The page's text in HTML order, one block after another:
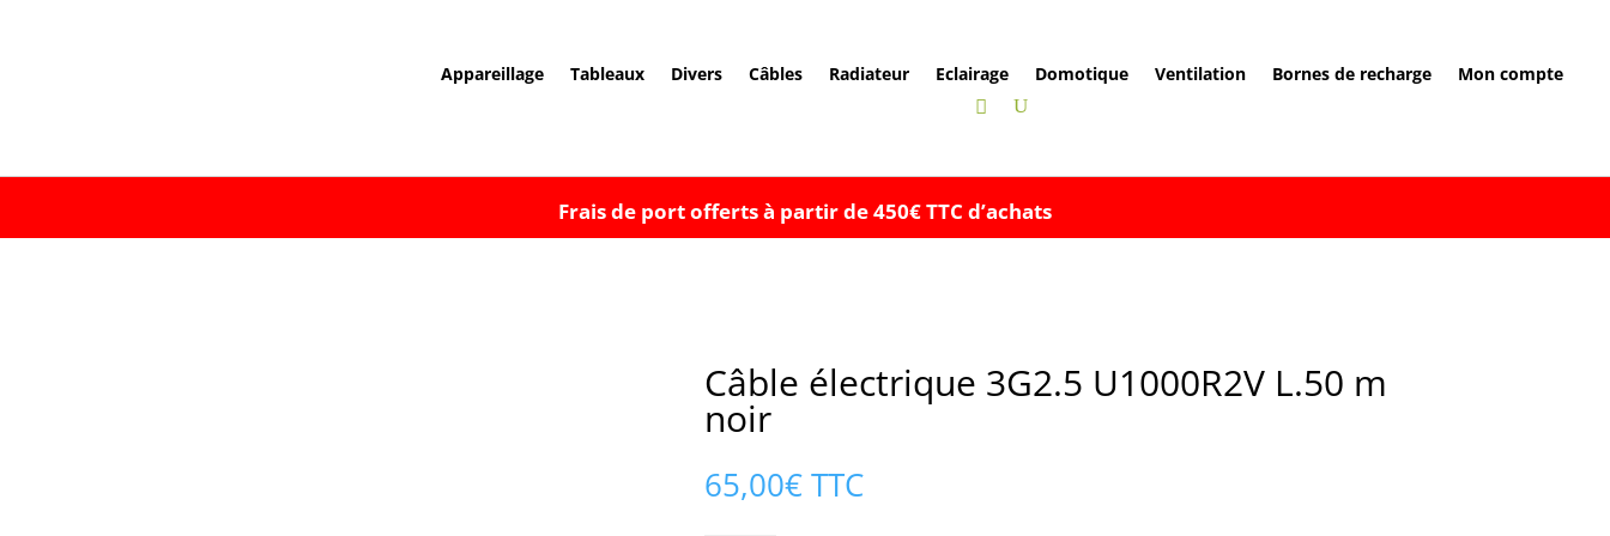
Appareillage Tableaux Divers Câbles Radiateur Eclairage Domotique Ventilation Bornes de recharge Mon compte
Frais de port offerts à partir de 450€ TTC d’achats
Câble électrique 3G2.5 U1000R2V L.50 m
noir
65,00€TTC